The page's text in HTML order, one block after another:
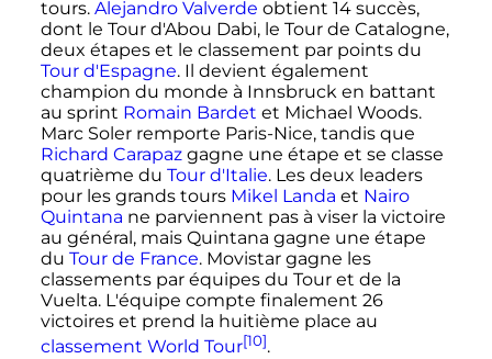
tours. Alejandro Valverde obtient 14 succès,
dont le Tour d'Abou Dabi, le Tour de Catalogne,
deux étapes et le classement par points du
Tour d'Espagne. Il devient également
champion du monde à Innsbruck en battant
au sprint Romain Bardet et Michael Woods.
Marc Soler remporte Paris-Nice, tandis que
Richard Carapazgagne une étape et se classe
quatrième du Tour d'Italie. Les deux leaders
pour les grands tours Mikel Landa et Nairo
Quintana ne parviennent pas à viser la victoire
au général, mais Quintana gagne une étape
du Tour de France. Movistar gagne les
classements par équipes du Tour et de la
Vuelta. L'équipe compte finalement 26
victoires et prend la huitième place au
classement World Tour[10].